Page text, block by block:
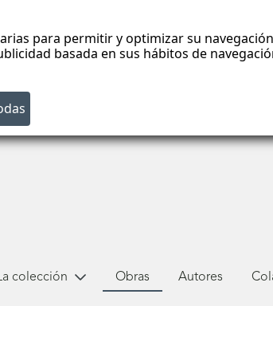
para permitir y optimizar su
basada en sus hábitos de
colección Obras Autores